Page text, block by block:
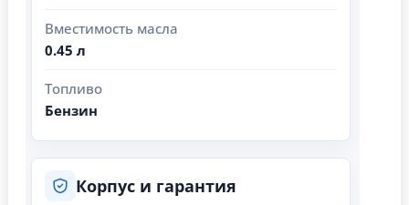
Вместимость масла
0.45 л
Топливо
Бензин
Корпус и гарантия